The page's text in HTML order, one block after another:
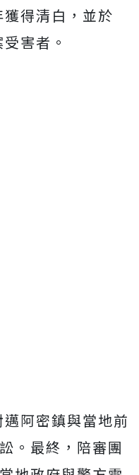
得清白，並於
害者。
阿密鎮與當地前
。最終，陪審團